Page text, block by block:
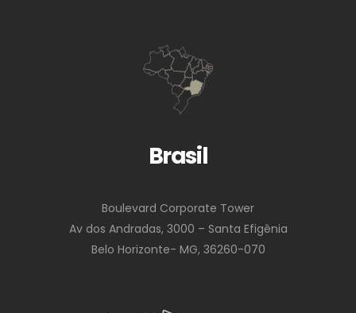
Brasil
Boulevard Corporate Tower
Av dos Andradas, 3000 – Santa Efigênia
Belo Horizonte- MG, 36260-070